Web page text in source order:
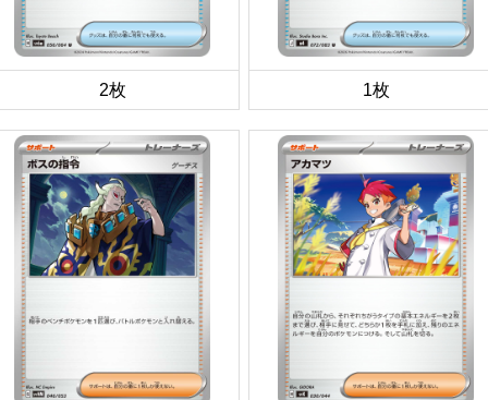
2枚 1枚